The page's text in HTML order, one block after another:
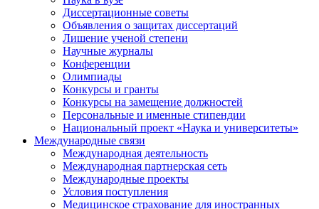
Диссертационные советы
Объявления о защитах диссертаций
Лишение ученой степени
Научные журналы
Конференции
Олимпиады
Конкурсы и гранты
Конкурсы на замещение должностей
Персональные и именные стипендии
Национальный проект «Наука и университеты»
Международные связи
Международная деятельность
Международная партнерская сеть
Международные проекты
Условия поступления
Медицинское страхование для иностранных